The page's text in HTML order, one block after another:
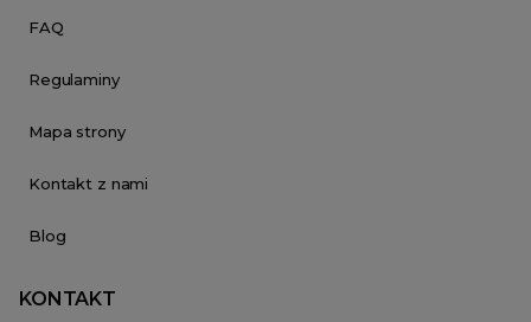
FAQ
Regulaminy
Mapa strony
Kontakt z nami
Blog
KONTAKT